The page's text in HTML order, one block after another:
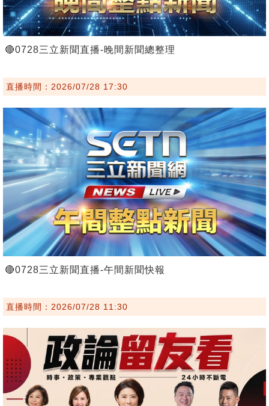
🔴0728三立新聞直播-晚間新聞總整理
直播時間：2026/07/28 17:30
🔴0728三立新聞直播-午間新聞快報
直播時間：2026/07/28 11:30